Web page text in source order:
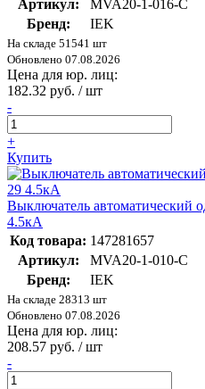
Артикул:
MVA20-1-016-C
Бренд:
IEK
На складе 51541 шт
Обновлено 07.08.2026
Цена для юр. лиц:
182.32 руб. / шт
-
+
Купить
Выключатель
4.5кА
Код товара: 147281657
Артикул:
MVA20-1-010-C
Бренд:
IEK
На складе 28313 шт
Обновлено 07.08.2026
Цена для юр. лиц:
208.57 руб. / шт
-